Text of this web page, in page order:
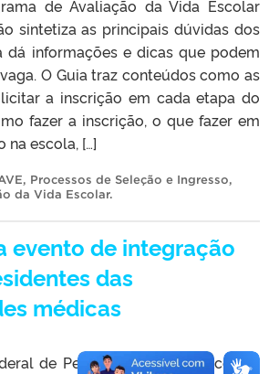
de Avaliação da Vida Escolar
sintetiza as principais dúvidas dos
dá informações e dicas que podem
O Guia traz conteúdos como as
a inscrição em cada etapa do
fazer a inscrição, o que fazer em
na escola, […]
, Processos de Seleção e Ingresso,
da Vida Escolar.
evento de integração
das
médicas
de Pelotas, em parceria com a